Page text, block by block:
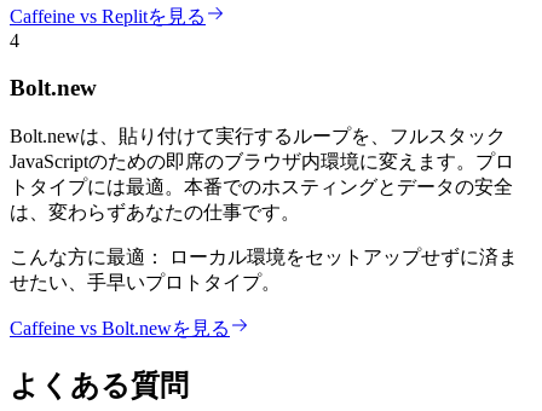
Caffeine vs Replitを見る
4
Bolt.new
Bolt.newは、貼り付けて実行するループを、フルスタック
JavaScriptのための即席のブラウザ内環境に変えます。プロ
トタイプには最適。本番でのホスティングとデータの安全
は、変わらずあなたの仕事です。
こんな方に最適：
ローカル環境をセットアップせずに済ま
せたい、手早いプロトタイプ。
Caffeine vs Bolt.newを見る
よくある質問